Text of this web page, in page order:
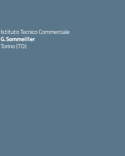
Istituto Tecnico Commerciale
G.Sommeiller
Torino (TO)